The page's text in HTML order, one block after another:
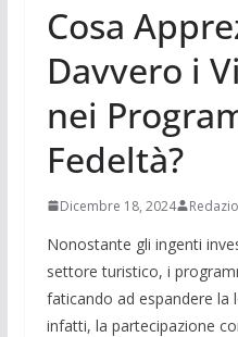
Cosa
Davvero i
nei
Fedeltà?
Dicembre 18, 2024
Nonostante gli ingenti
settore turistico, i
faticando ad espandere la
infatti, la partecipazione